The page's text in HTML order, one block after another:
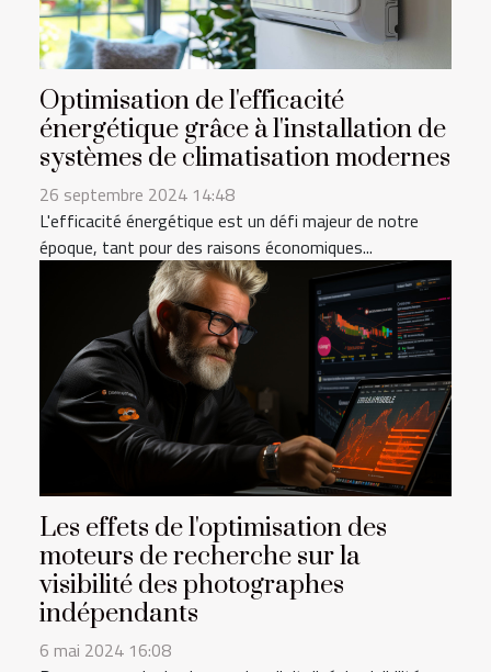
Optimisation de l'efficacité
énergétique grâce à l'installation de
systèmes de climatisation modernes
26 septembre 2024 14:48
L'efficacité énergétique est un défi majeur de notre
époque, tant pour des raisons économiques...
Les effets de l'optimisation des
moteurs de recherche sur la
visibilité des photographes
indépendants
6 mai 2024 16:08